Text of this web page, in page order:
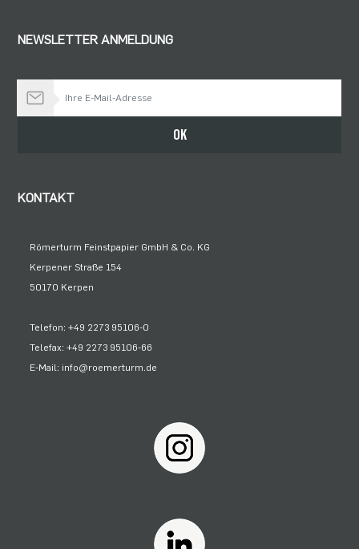
NEWSLETTER ANMELDUNG
OK
KONTAKT
Römerturm Feinstpapier GmbH & Co. KG
Kerpener Straße 154
50170 Kerpen
Telefon: +49 2273 95106-0
Telefax: +49 2273 95106-66
E-Mail: info@roemerturm.de